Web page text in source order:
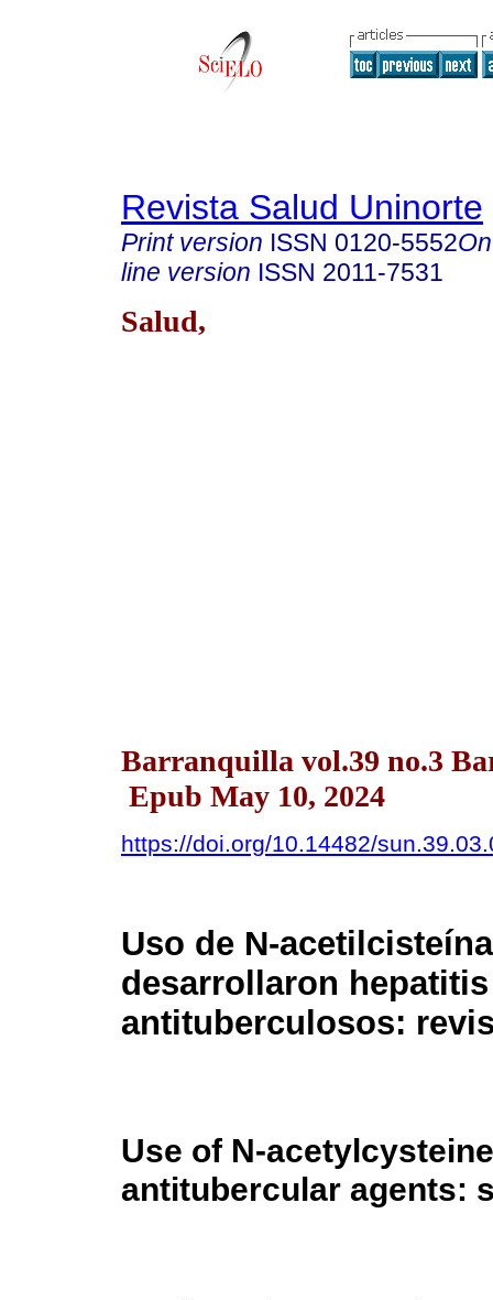
Revista Salud Uninorte
Print version ISSN 0120-5552
line version ISSN 2011-7531
Salud,
Barranquilla vol.39 no.3
Epub May 10, 2024
https://doi.org/10.14482/
Uso de N-
desarrollaron
antituberculosos:
Use of N-
antitubercular agents: